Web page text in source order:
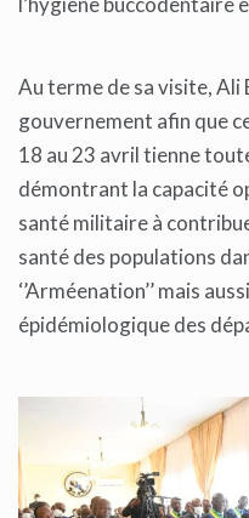
Au terme de sa visite,
gouvernement afin que
18 au 23 avril tienne
démontrant la capacité
santé militaire à
santé des populations
‘’Arméenation’’ mais
épidémiologique des